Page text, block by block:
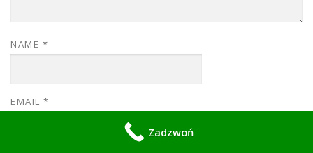
NAME *
EMAIL *
Zadzwoń